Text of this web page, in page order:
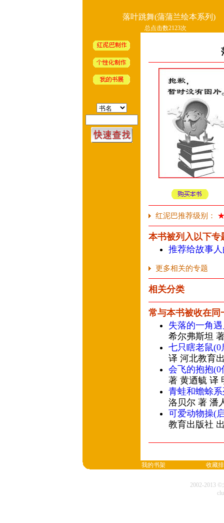
落叶跳舞(蒲蒲兰绘本系列)
总点击数2123次
红泥巴推荐级别：
本书被列入以下专
推荐给故事
更多相关的专题
相关分类
常与本书被收在同
失落的一角
希尔弗斯坦
七只瞎老鼠
译 河北教育
会飞的抱抱
著 黄迺毓 译
青蛙和蟾蜍
洛贝尔 著 潘
可爱动物操(
教育出版社
我的书架 收藏
2002-2013